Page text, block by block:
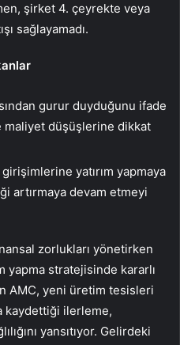
şirket 4. çeyrekte veya
sağlayamadı.
gurur duyduğunu ifade
düşüşlerine dikkat
yatırım yapmaya
artırmaya devam etmeyi
zorlukları yönetirken
yapma stratejisinde kararlı
AMC, yeni üretim tesisleri
kaydettiği ilerleme,
yansıtıyor. Gelirdeki